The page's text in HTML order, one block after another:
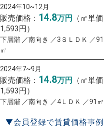
2024年10~12月
販売価格： 14.8万円
（㎡単価
1,593円）
下層階 ／南向き ／3ＳＬＤＫ ／91
㎡
2024年7~9月
販売価格： 14.8万円
（㎡単価
1,593円）
下層階 ／南向き ／4ＬＤＫ ／91㎡
▼会員登録で賃貸価格事例